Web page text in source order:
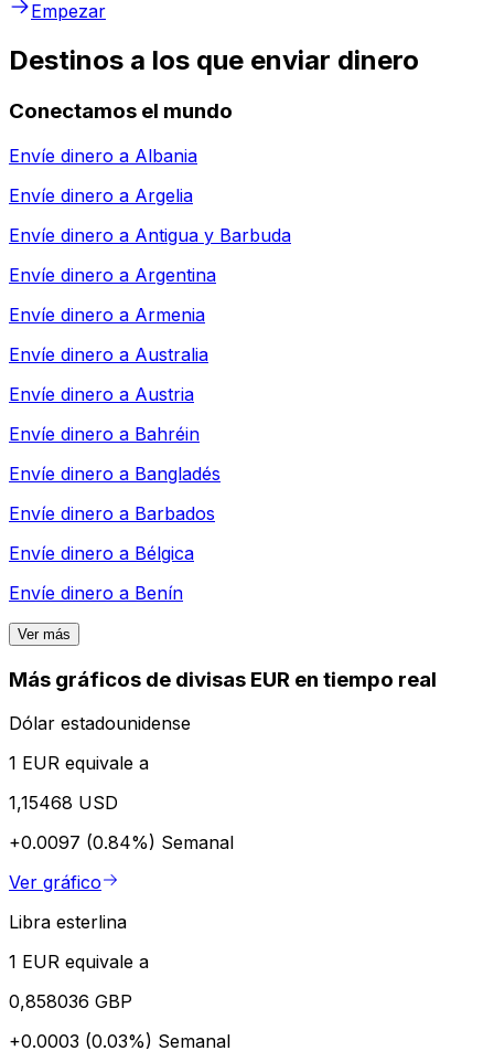
Empezar
Destinos a los que enviar dinero
Conectamos el mundo
Envíe dinero a Albania
Envíe dinero a Argelia
Envíe dinero a Antigua y Barbuda
Envíe dinero a Argentina
Envíe dinero a Armenia
Envíe dinero a Australia
Envíe dinero a Austria
Envíe dinero a Bahréin
Envíe dinero a Bangladés
Envíe dinero a Barbados
Envíe dinero a Bélgica
Envíe dinero a Benín
Ver más
Más gráficos de divisas EUR en tiempo real
Dólar estadounidense
1 EUR equivale a
1,15468 USD
+0.0097 (0.84%) Semanal
Ver gráfico
Libra esterlina
1 EUR equivale a
0,858036 GBP
+0.0003 (0.03%) Semanal